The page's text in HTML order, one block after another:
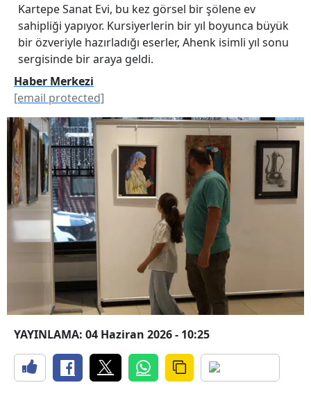
Kartepe Sanat Evi, bu kez görsel bir şölene ev
sahipliği yapıyor. Kursiyerlerin bir yıl boyunca büyük
bir özveriyle hazırladığı eserler, Ahenk isimli yıl sonu
sergisinde bir araya geldi.
Haber Merkezi
[email protected]
YAYINLAMA: 04 Haziran 2026 - 10:25